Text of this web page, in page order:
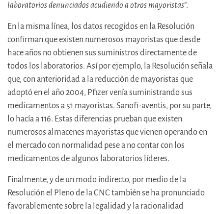
laboratorios denunciados acudiendo a otros mayoristas”.
En la misma línea, los datos recogidos en la Resolución
confirman que existen numerosos mayoristas que desde
hace años no obtienen sus suministros directamente de
todos los laboratorios. Así por ejemplo, la Resolución señala
que, con anterioridad a la reducción de mayoristas que
adoptó en el año 2004, Pfizer venía suministrando sus
medicamentos a 51 mayoristas. Sanofi-aventis, por su parte,
lo hacía a 116. Estas diferencias prueban que existen
numerosos almacenes mayoristas que vienen operando en
el mercado con normalidad pese a no contar con los
medicamentos de algunos laboratorios líderes.
Finalmente, y de un modo indirecto, por medio de la
Resolución el Pleno de la CNC también se ha pronunciado
favorablemente sobre la legalidad y la racionalidad